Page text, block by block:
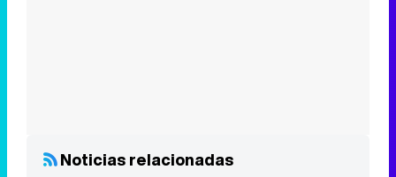
Noticias relacionadas